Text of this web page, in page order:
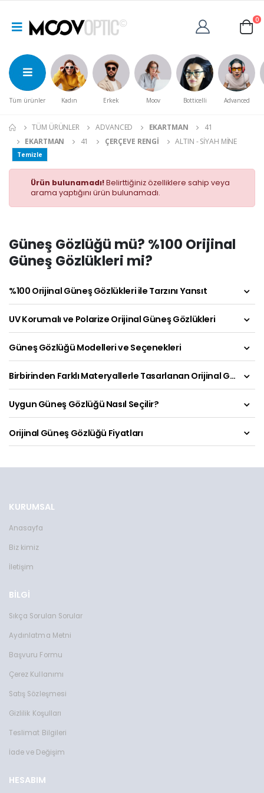
0
Tüm ürünler Kadın Erkek Moov Botticelli Advanced
TÜM ÜRÜNLER ADVANCED EKARTMAN
41
EKARTMAN
41 ÇERÇEVE RENGI ALTIN - SIYAH MINE
Temizle
Ürün bulunamadı!Belirttiğiniz özelliklere sahip veya
arama yaptığını ürün bulunamadı.
Güneş Gözlüğü mü? %100 Orijinal
Güneş Gözlükleri mi?
%100 Orijinal Güneş Gözlükleri ile Tarzını Yansıt
UV Korumalı ve Polarize Orijinal Güneş Gözlükleri
Güneş Gözlüğü Modelleri ve Seçenekleri
Birbirinden Farklı Materyallerle Tasarlanan Orijinal Güneş Gözlükleri
Uygun Güneş Gözlüğü Nasıl Seçilir?
Orijinal Güneş Gözlüğü Fiyatları
KURUMSAL
Anasayfa
Biz kimiz
İletişim
BİLGİ
Sıkça Sorulan Sorular
Aydınlatma Metni
Başvuru Formu
Çerez Kullanımı
Satış Sözleşmesi
Gizlilik Koşulları
Teslimat Bilgileri
İade ve Değişim
HESABIM